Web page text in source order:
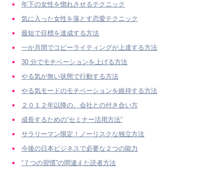
年下の女性を惚れさせるテクニック
気に入った女性を落とす恋愛テクニック
最短で目標を達成する方法
一か月間でコピーライティングが上達する方法
30 分でモチベーションを上げる方法
やる気が無い状態で行動する方法
やる気モードのモチベーションを維持する方法
２０１２年以降の、会社との付き合い方
成長するための“セミナー活用方法”
サラリーマン限定！ノーリスクな独立方法
今後の日本ビジネスで必要な２つの能力
“７つの習慣”の間違えた読者方法